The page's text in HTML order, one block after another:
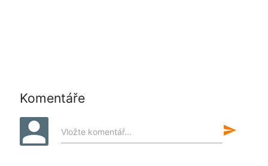
Komentáře
Vložte komentář... send